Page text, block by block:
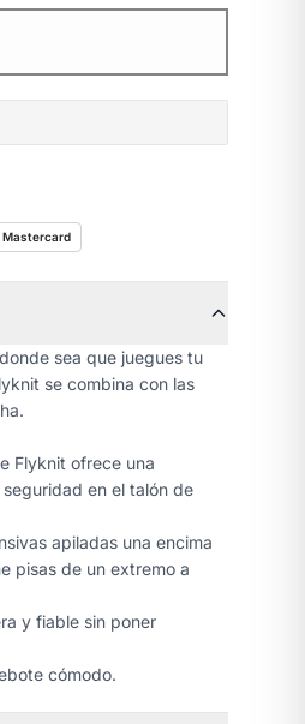
Mastercard
sea que juegues tu
se combina con las
Flyknit ofrece una
en el talón de
apiladas una encima
pisas de un extremo a
y fiable sin poner
cómodo.